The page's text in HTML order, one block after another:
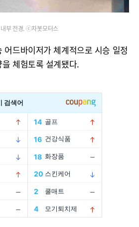
부 전경. ⓒ차봇모터스
어드바이저가 체계적으로 시승 일정
체험토록 설계됐다.